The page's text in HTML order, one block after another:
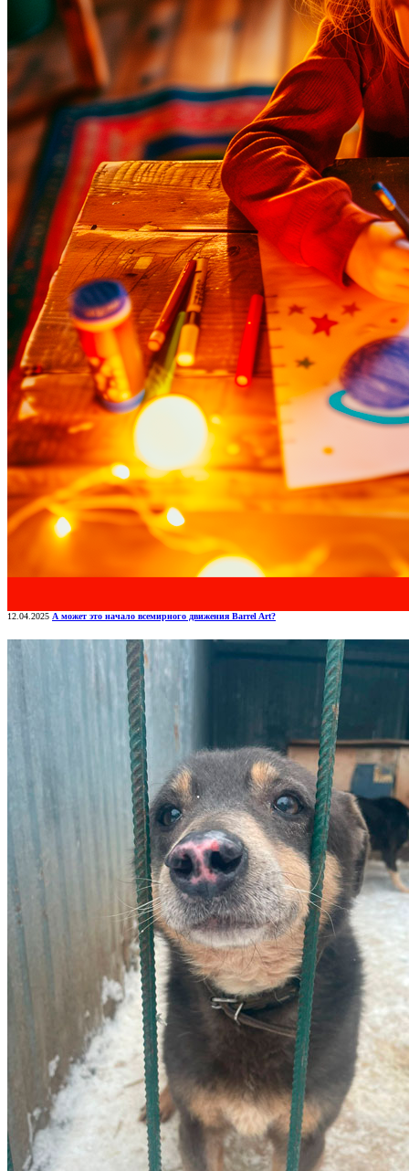
12.04.2025 А может это начало всемирного движения Barrel Art?